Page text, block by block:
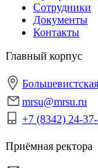
Сотрудники
Документы
Контакты
Главный корпус
mrsu@mrsu.ru
+7 (8342) 24-
Приёмная ректора